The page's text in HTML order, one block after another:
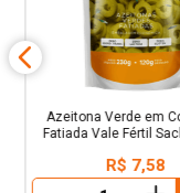
Azeitona Verde em
Fatiada Vale Fértil
R$ 7,58